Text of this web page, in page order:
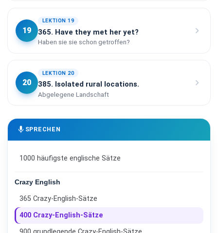
19
LEKTION 19
365. Have they met her yet?
Haben sie sie schon getroffen?
chevron_right
20
LEKTION 20
385. Isolated rural locations.
Abgelegene Landschaft
chevron_right
mic SPRECHEN
1000 häufigste englische Sätze
Crazy English
365 Crazy-English-Sätze
400 Crazy-English-Sätze